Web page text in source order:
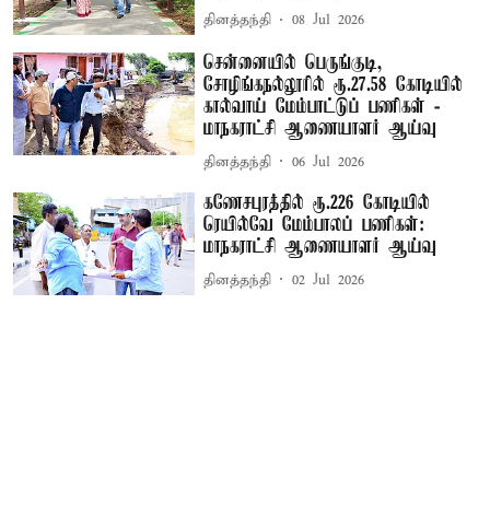
தினத்தந்தி 08 Jul 2026
சென்னையில் பெருங்குடி,
சோழிங்கநல்லூரில் ரூ.27.58 கோடியில்
கால்வாய் மேம்பாட்டுப் பணிகள் -
மாநகராட்சி ஆணையாளர் ஆய்வு
தினத்தந்தி 06 Jul 2026
கணேசபுரத்தில் ரூ.226 கோடியில்
ரெயில்வே மேம்பாலப் பணிகள்:
மாநகராட்சி ஆணையாளர் ஆய்வு
தினத்தந்தி 02 Jul 2026